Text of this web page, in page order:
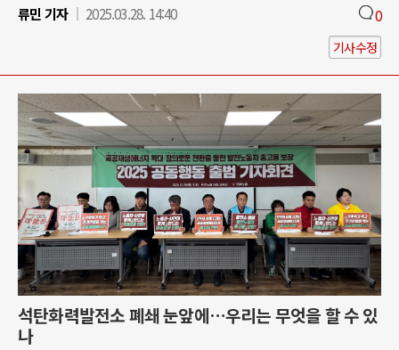
류민 기자
2025.03.28. 14:40 0
기사수정
석탄화력발전소 폐쇄 눈앞에…우리는 무엇을 할 수 있
나